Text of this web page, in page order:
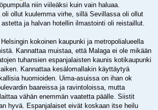
niin viileäksi kuin vain haluaa.
ollut kuulemma virhe, sillä Sevillassa oli ollut
ja halvan hotellin ilmastointi oli reistaillut.
kokoinen kaupunki ja metropolialueella
Kannattaa muistaa, että Malaga ei ole mikään
tuhansien espanjalaisten kaunis kotikaupunki
Kannattaa kesälomallakin käyttäytyä
huomioiden. Uima-asuissa on ihan ok
baareissa ja ravintoloissa, mutta
vähän enemmän vaatetta päälle. Siistit
hyvä. Espanjalaiset eivät koskaan itse heilu